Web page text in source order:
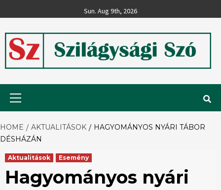
to
Sun. Aug 9th, 2026
Szilágysági
Szó
HOME AKTUALITÁSOK
HAGYOMÁNYOS NYÁRI TÁBOR
DÉSHÁZÁN
Aktualitások Esemény
Hagyományos nyári